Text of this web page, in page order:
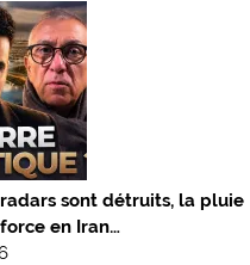
sont détruits, la pluie
en Iran…